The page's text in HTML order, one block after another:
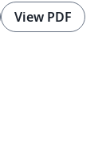
View PDF